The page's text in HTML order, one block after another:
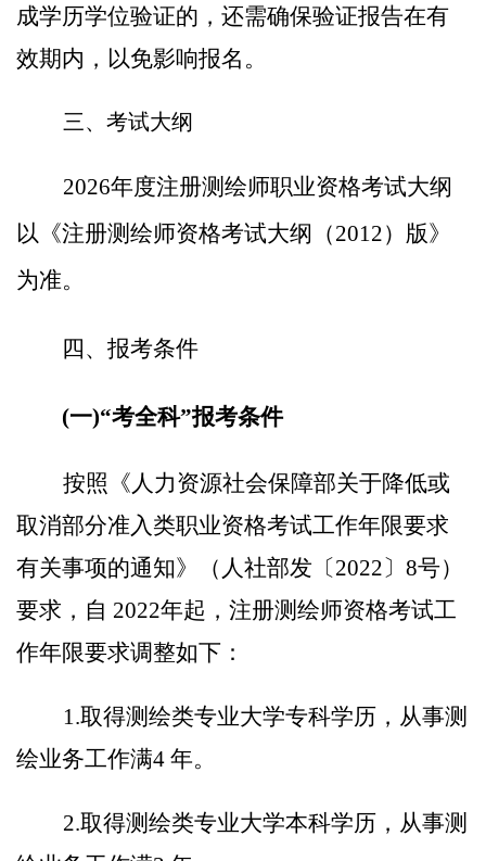
成学历学位验证的，还需确保验证报告在有
效期内，以免影响报名。
三、 考试大纲
2026年度注册测绘师职业资格考试大纲
以《注册测绘师资格考试大纲（2012）版》
为准。
四、报考条件
(一)“考全科”报考条件
按照《人力资源社会保障部关于降低或
取消部分准入类职业资格考试工作年限要求
有关事项的通知》（人社部发〔2022〕8号）
要求，自 2022年起，注册测绘师资格考试工
作年限要求调整如下：
1.取得测绘类专业大学专科学历，从事测
绘业务工作满4 年。
2.取得测绘类专业大学本科学历，从事测